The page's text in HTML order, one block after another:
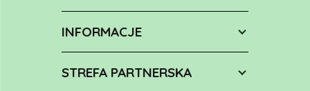
INFORMACJE
STREFA PARTNERSKA